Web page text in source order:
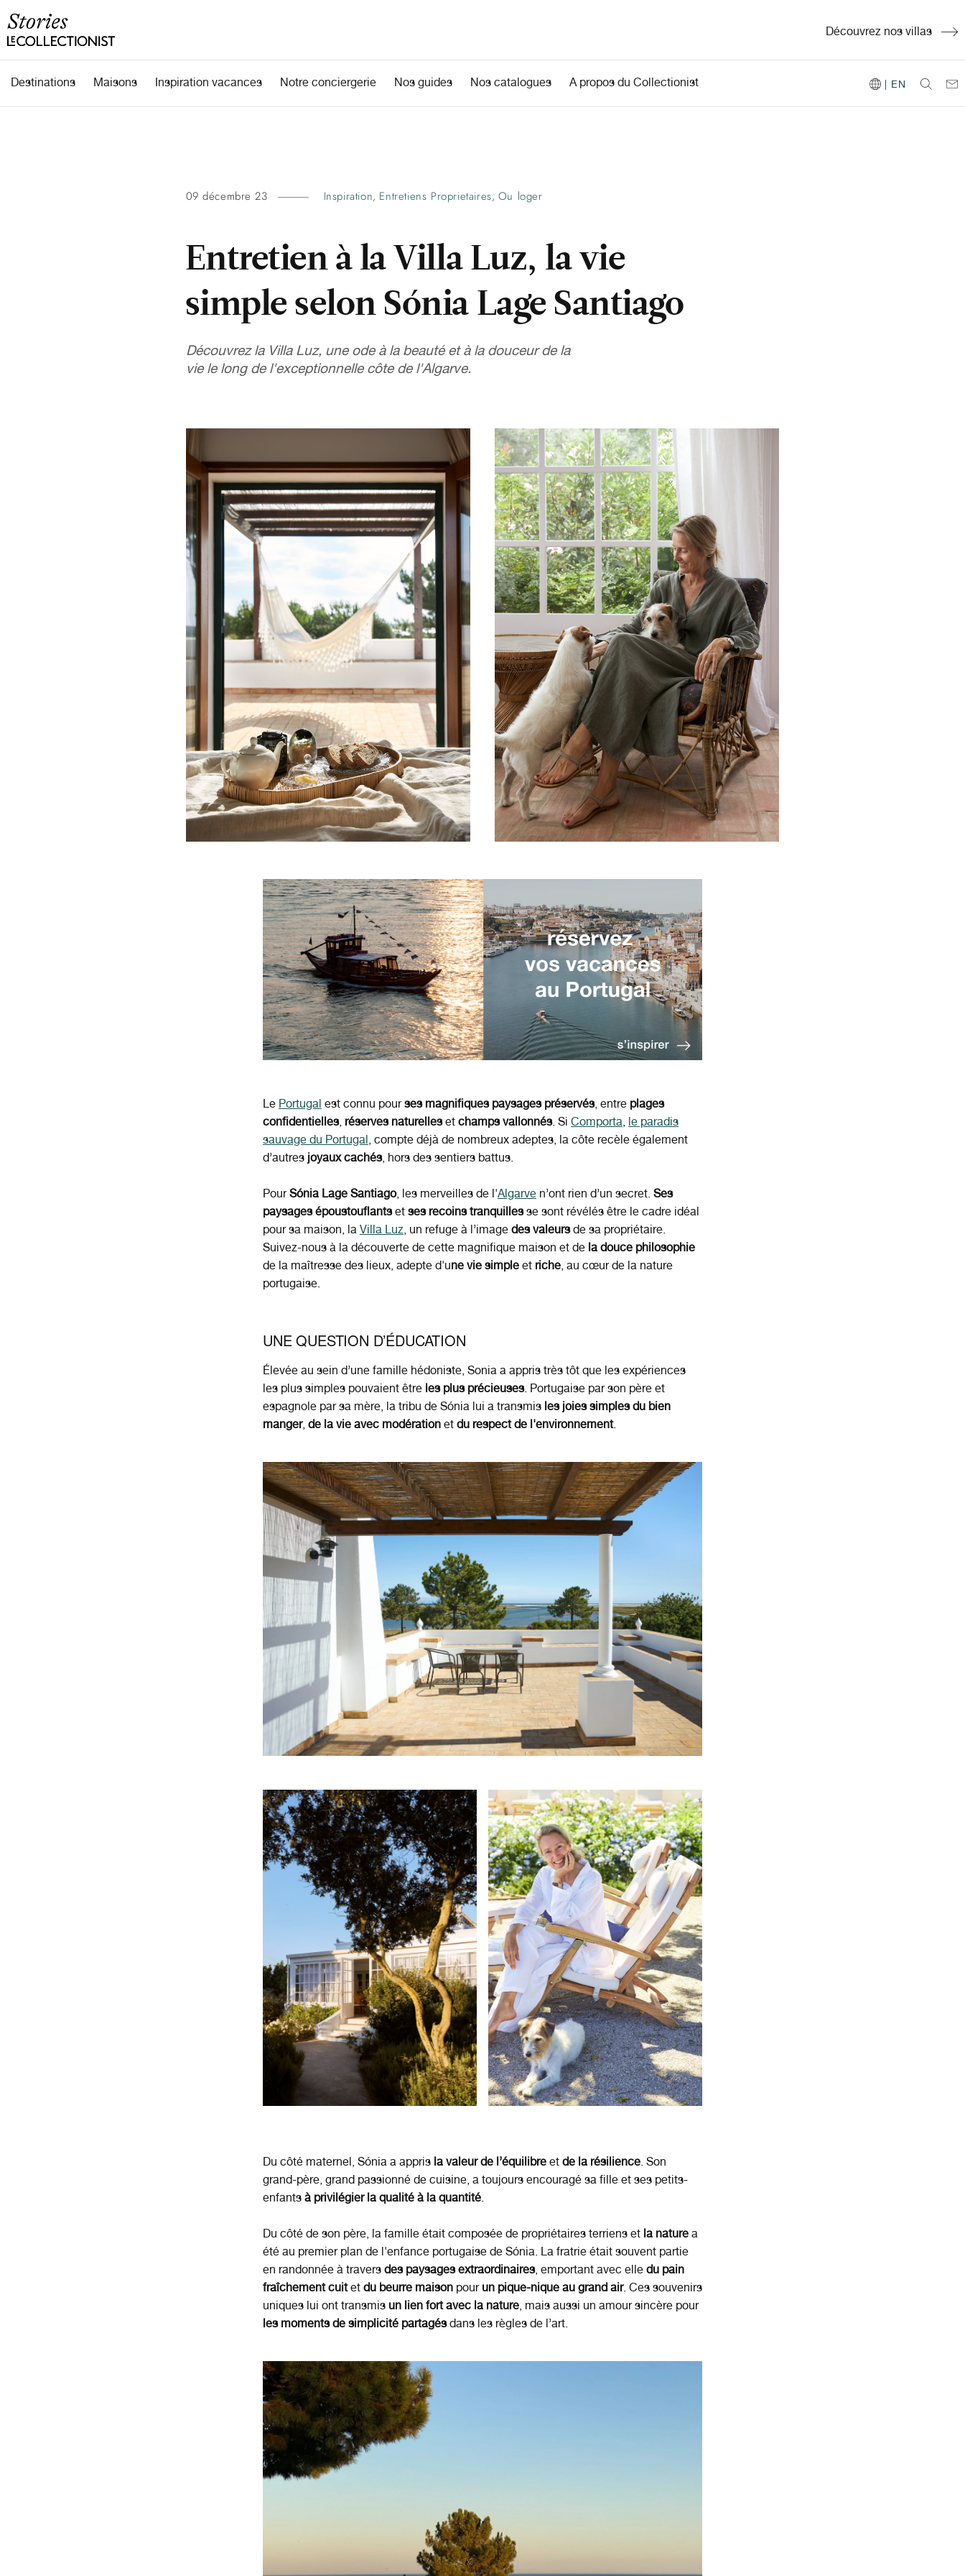
Découvrez nos villas
Destinations Maisons Inspiration vacances Notre conciergerie Nos guides Nos catalogues A propos du Collectionist | EN
09 décembre 23 Inspiration, Entretiens Proprietaires, Ou loger
Entretien à la Villa Luz, la vie
simple selon Sónia Lage Santiago
Découvrez la Villa Luz, une ode à la beauté et à la douceur de la
vie le long de l'exceptionnelle côte de l'Algarve.
Le Portugal est connu pourses magnifiques paysages préservés, entre plages
confidentielles, réserves naturelleset champs vallonnés. Si Comporta, le paradis
sauvage du Portugal, compte déjà de nombreux adeptes, la côte recèle également
d’autres joyaux cachés, hors des sentiers battus.
PourSónia Lage Santiago, les merveilles de l'Algarve n’ont rien d’un secret. Ses
paysages époustouflantset ses recoins tranquillesse sont révélés être le cadre idéal
pour sa maison, la Villa Luz, un refuge à l’image des valeursde sa propriétaire.
Suivez-nous à la découverte de cette magnifique maison et de la douce philosophie
de la maîtresse des lieux, adepte d'une vie simple et riche, au cœur de la nature
portugaise.
UNE QUESTION D’ÉDUCATION
Élevée au sein d’une famille hédoniste, Sonia a appris très tôt que les expériences
les plus simples pouvaient être les plus précieuses. Portugaise par son père et
espagnole par sa mère, la tribu de Sónia lui a transmis les joies simples du bien
manger, de la vie avec modération et du respect de l'environnement.
Du côté maternel, Sónia a appris la valeur de l’équilibre et de la résilience. Son
grand-père, grand passionné de cuisine, a toujours encouragé sa fille et ses petits-
enfants à privilégier la qualité à la quantité.
Du côté de son père, la famille était composée de propriétaires terriens et la nature a
été au premier plan de l'enfance portugaise de Sónia. La fratrie était souvent partie
en randonnée à travers des paysages extraordinaires, emportant avec elle du pain
fraîchement cuitet du beurre maison pour un pique-nique au grand air. Ces souvenirs
uniques lui ont transmis un lien fort avec la nature, mais aussi un amour sincère pour
les moments de simplicité partagésdans les règles de l’art.